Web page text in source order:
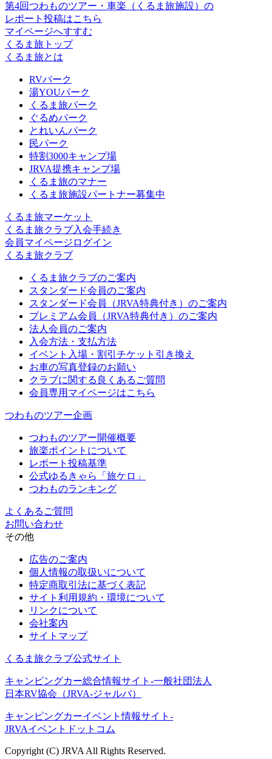
第4回つわものツアー・車楽（くるま旅施設）の
レポート投稿はこちら
マイページへすすむ
くるま旅トップ
くるま旅とは
RVパーク
湯YOUパーク
くるま旅パーク
ぐるめパーク
とれいんパーク
民パーク
特割3000キャンプ場
JRVA提携キャンプ場
くるま旅のマナー
くるま旅施設パートナー募集中
くるま旅マーケット
くるま旅クラブ入会手続き
会員マイページログイン
くるま旅クラブ
くるま旅クラブのご案内
スタンダード会員のご案内
スタンダード会員（JRVA特典付き）のご案内
プレミアム会員（JRVA特典付き）のご案内
法人会員のご案内
入会方法・支払方法
イベント入場・割引チケット引き換え
お車の写真登録のお願い
クラブに関する良くあるご質問
会員専用マイページはこちら
つわものツアー企画
つわものツアー開催概要
旅楽ポイントについて
レポート投稿基準
公式ゆるきゃら「旅ケロ」
つわものランキング
よくあるご質問
お問い合わせ
その他
広告のご案内
個人情報の取扱いについて
特定商取引法に基づく表記
サイト利用規約・環境について
リンクについて
会社案内
サイトマップ
くるま旅クラブ公式サイト
キャンピングカー総合情報サイト-一般社団法人
日本RV協会（JRVA-ジャルバ）
キャンピングカーイベント情報サイト-
JRVAイベントドットコム
Copyright (C) JRVA All Rights Reserved.